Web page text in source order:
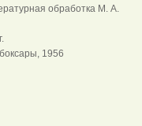
обработка М. А.
1956